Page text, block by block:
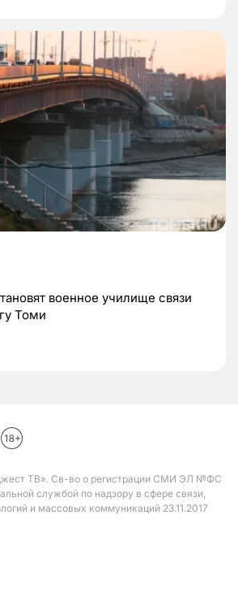
военное училище связи
Томи
ТВ». Св-во о регистрации СМИ ЭЛ №ФС
службой по надзору в сфере связи,
и массовых коммуникаций 23.11.2017